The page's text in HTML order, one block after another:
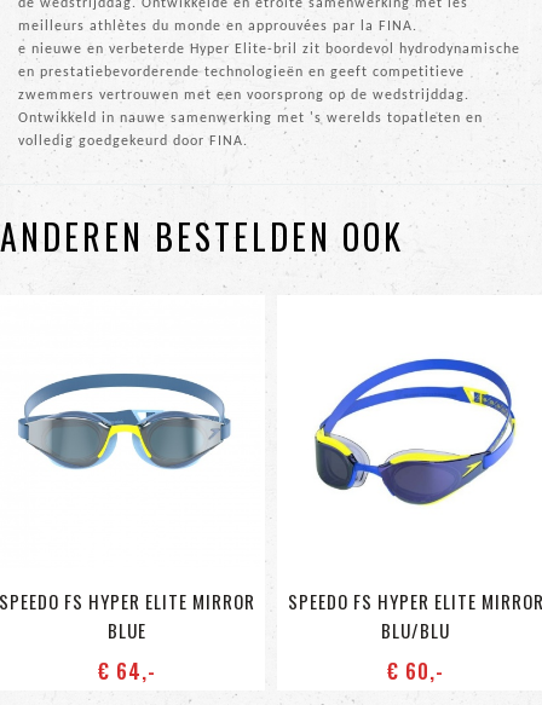
e nieuwe en verbeterde Hyper Elite-bril zit boordevol hydrodynamische
en prestatiebevorderende technologieën en geeft competitieve
zwemmers vertrouwen met een voorsprong op de wedstrijddag.
Ontwikkeld in nauwe samenwerking met 's werelds topatleten en
volledig goedgekeurd door FINA.
de wedstrijddag. Ontwikkelde en étroite samenwerking met les
meilleurs athlètes du monde en approuvées par la FINA.
ANDEREN BESTELDEN OOK
FS HYPER ELITE MIRROR
BLUE
€ 64,-
SPEEDO FS HYPER ELITE
BLU/BLU
€ 60,-